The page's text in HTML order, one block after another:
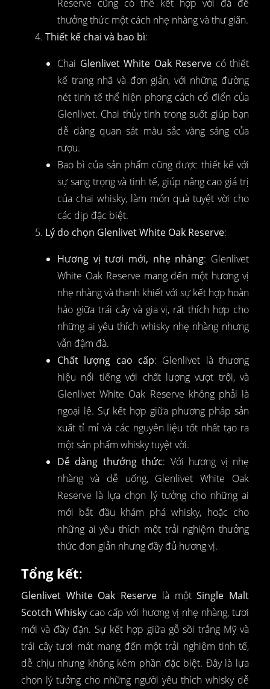
Reserve cũng có thể kết hợp với đá để
thưởng thức một cách nhẹ nhàng và thư giãn.
Thiết kế chai và bao bì:
Chai Glenlivet White Oak Reserve có thiết
kế trang nhã và đơn giản, với những đường
nét tinh tế thể hiện phong cách cổ điển của
Glenlivet. Chai thủy tinh trong suốt giúp bạn
dễ dàng quan sát màu sắc vàng sáng của
rượu.
Bao bì của sản phẩm cũng được thiết kế với
sự sang trọng và tinh tế, giúp nâng cao giá trị
của chai whisky, làm món quà tuyệt vời cho
các dịp đặc biệt.
Lý do chọn Glenlivet White Oak Reserve:
Hương vị tươi mới, nhẹ nhàng: Glenlivet
White Oak Reserve mang đến một hương vị
nhẹ nhàng và thanh khiết với sự kết hợp hoàn
hảo giữa trái cây và gia vị, rất thích hợp cho
những ai yêu thích whisky nhẹ nhàng nhưng
vẫn đậm đà.
Chất lượng cao cấp: Glenlivet là thương
hiệu nổi tiếng với chất lượng vượt trội, và
Glenlivet White Oak Reserve không phải là
ngoại lệ. Sự kết hợp giữa phương pháp sản
xuất tỉ mỉ và các nguyên liệu tốt nhất tạo ra
một sản phẩm whisky tuyệt vời.
Dễ dàng thưởng thức: Với hương vị nhẹ
nhàng và dễ uống, Glenlivet White Oak
Reserve là lựa chọn lý tưởng cho những ai
mới bắt đầu khám phá whisky, hoặc cho
những ai yêu thích một trải nghiệm thưởng
thức đơn giản nhưng đầy đủ hương vị.
Tổng kết:
Glenlivet White Oak Reserve là mộtSingle Malt
Scotch Whisky cao cấp với hương vị nhẹ nhàng, tươi
mới và đầy đặn. Sự kết hợp giữa gỗ sồi trắng Mỹ và
trái cây tươi mát mang đến một trải nghiệm tinh tế,
dễ chịu nhưng không kém phần đặc biệt. Đây là lựa
chọn lý tưởng cho những người yêu thích whisky dễ